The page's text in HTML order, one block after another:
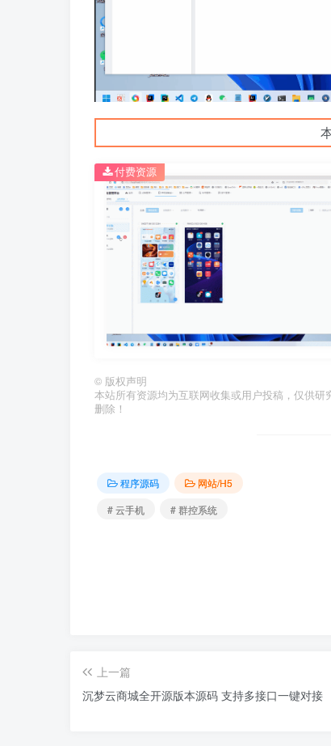
付费资源
© 版权声明
本站所有资源均为互联网收集或用户投稿，仅供
删除！
程序源码
网站/H5
# 云手机
# 群控系统
上一篇
沉梦云商城全开源版本源码 支持多接口一键对接